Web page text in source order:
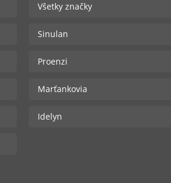
Všetky značky
Sinulan
Proenzi
Marťankovia
Idelyn